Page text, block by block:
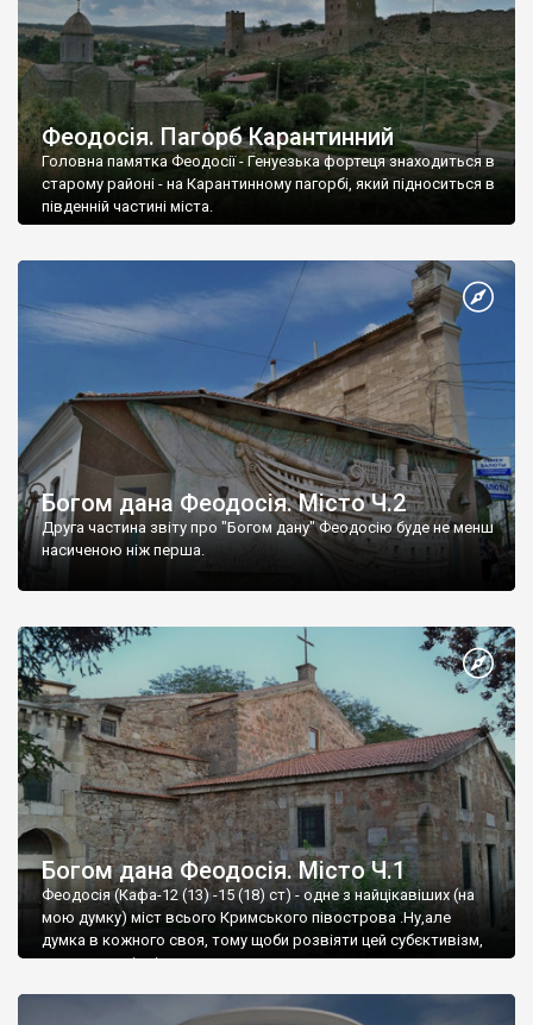
Феодосія. Пагорб Карантинний
Головна памятка Феодосії - Генуезька фортеця знаходиться в
старому районі - на Карантинному пагорбі, який підноситься в
південній частині міста.
Богом дана Феодосія. Місто Ч.2
Друга частина звіту про "Богом дану" Феодосію буде не менш
насиченою ніж перша.
Богом дана Феодосія. Місто Ч.1
Феодосія (Кафа-12 (13) -15 (18) ст) - одне з найцікавіших (на
мою думку) міст всього Кримського півострова .Ну,але
думка в кожного своя, тому щоби розвіяти цей субєктивізм,
запрошую відвідати це